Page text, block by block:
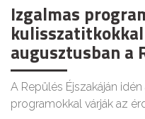
Izgalmas
augusztusban a
A Repülés Éjszakáján
programokkal várják az